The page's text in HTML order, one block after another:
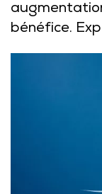
bénéfice.